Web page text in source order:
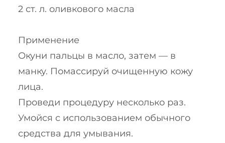
2 ст. л. оливкового масла
Применение
Окуни пальцы в масло, затем — в
манку. Помассируй очищенную кожу
лица.
Проведи процедуру несколько раз.
Умойся с использованием обычного
средства для умывания.